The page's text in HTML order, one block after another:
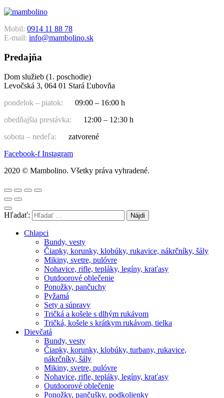
Mobil: 0914 11 88 78
E-mail: info@mambolino.sk
Predajňa
Dom služieb (1. poschodie)
Levočská 3, 064 01 Stará Ľubovňa
pondelok – piatok:
09:00 – 16:00 h
obedňajšia prestávka:
12:00 – 12:30 h
sobota – nedeľa:
zatvorené
Facebook-f Instagram
2020 © Mambolino. Všetky práva vyhradené.
Hľadať:
Chlapci
Bundy, vesty
Čiapky, korunky, klobúky, rukavice, nákrčníky, šály
Mikiny, svetre, pulóvre
Nohavice, rifle, tepláky, legíny, kraťasy
Outdoorové oblečenie
Ponožky, pančuchy
Pyžamá
Sety a súpravy
Tričká a košele s dlhým rukávom
Tričká, košele s krátkym rukávom, tielka
Dievčatá
Bundy, vesty
Čiapky, korunky, klobúky, turbany, rukavice,
nákrčníky, šály
Mikiny, svetre, pulóvre
Nohavice, rifle, tepláky, legíny, kraťasy
Outdoorové oblečenie
Ponožky, pančušky, podkolienky